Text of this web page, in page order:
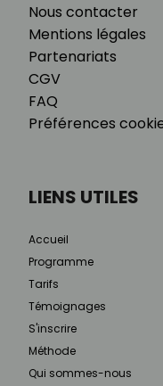
Nous contacter
Mentions légales
Partenariats
CGV
FAQ
Préférences
LIENS UTILES
Accueil
Programme
Tarifs
Témoignages
S'inscrire
Méthode
Qui sommes-nous